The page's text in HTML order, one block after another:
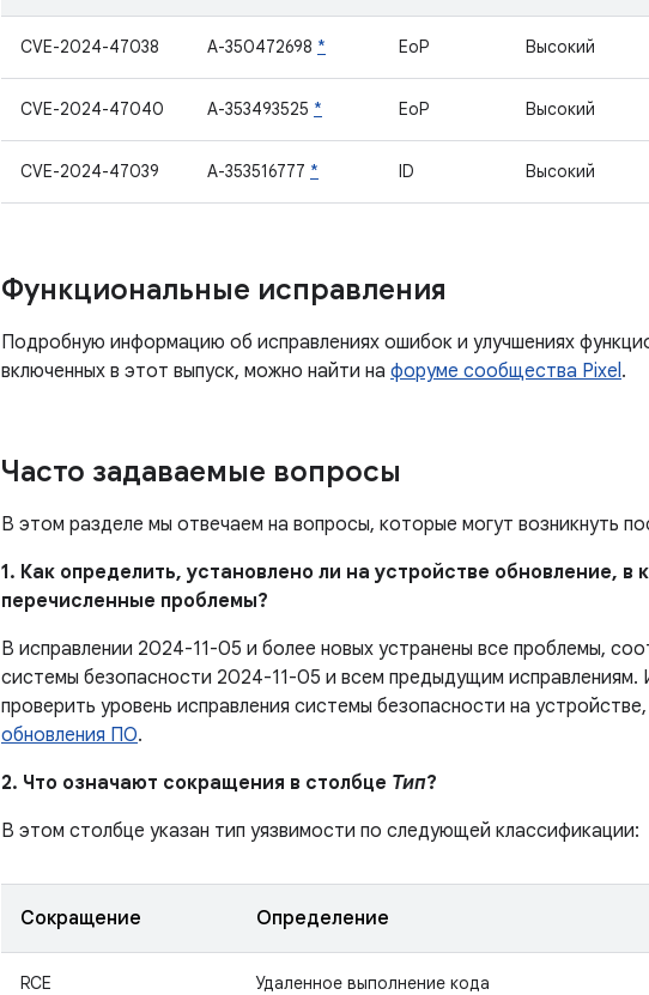
CVE-2024-47038 A-350472698 * EoP Высокий
CVE-2024-47040 A-353493525 * EoP Высокий
CVE-2024-47039 A-353516777 * ID Высокий
Функциональные исправления
Подробную информацию об исправлениях ошибок и улучшениях
включенных в этот выпуск, можно найти на форуме сообщества Pixel.
Часто задаваемые вопросы
В этом разделе мы отвечаем на вопросы, которые могут возникнуть
1. Как определить, установлено ли на устройстве обновление, в
перечисленные проблемы?
В исправлении 2024-11-05 и более новых устранены все проблемы,
системы безопасности 2024-11-05 и всем предыдущим
проверить уровень исправления системы безопасности на
обновления ПО.
2. Что означают сокращения в столбце Тип?
В этом столбце указан тип уязвимости по следующей классификации:
Сокращение Определение
RCE Удаленное выполнение кода